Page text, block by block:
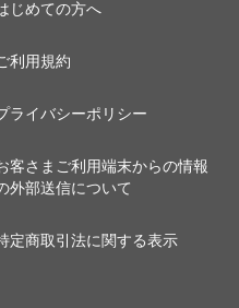
じめての方へ
利用規約
ライバシーポリシー
客さまご利用端末からの情報
外部送信について
定商取引法に関する表示